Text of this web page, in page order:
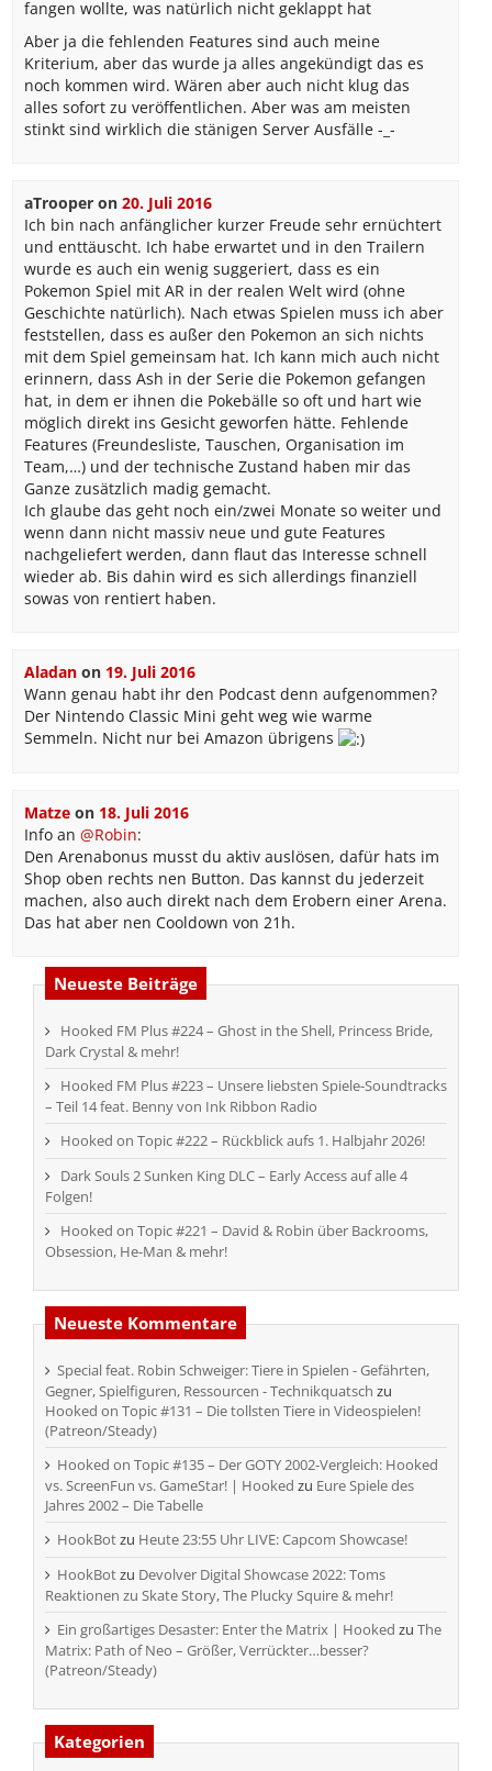
fangen wollte, was natürlich nicht geklappt hat
Aber ja die fehlenden Features sind auch meine
Kriterium, aber das wurde ja alles angekündigt das es
noch kommen wird. Wären aber auch nicht klug das
alles sofort zu veröffentlichen. Aber was am meisten
stinkt sind wirklich die stänigen Server Ausfälle -_-
aTrooperon 20. Juli 2016
Ich bin nach anfänglicher kurzer Freude sehr ernüchtert
und enttäuscht. Ich habe erwartet und in den Trailern
wurde es auch ein wenig suggeriert, dass es ein
Pokemon Spiel mit AR in der realen Welt wird (ohne
Geschichte natürlich). Nach etwas Spielen muss ich aber
feststellen, dass es außer den Pokemon an sich nichts
mit dem Spiel gemeinsam hat. Ich kann mich auch nicht
erinnern, dass Ash in der Serie die Pokemon gefangen
hat, in dem er ihnen die Pokebälle so oft und hart wie
möglich direkt ins Gesicht geworfen hätte. Fehlende
Features (Freundesliste, Tauschen, Organisation im
Team,…) und der technische Zustand haben mir das
Ganze zusätzlich madig gemacht.
Ich glaube das geht noch ein/zwei Monate so weiter und
wenn dann nicht massiv neue und gute Features
nachgeliefert werden, dann flaut das Interesse schnell
wieder ab. Bis dahin wird es sich allerdings finanziell
sowas von rentiert haben.
Aladanon 19. Juli 2016
Wann genau habt ihr den Podcast denn aufgenommen?
Der Nintendo Classic Mini geht weg wie warme
Semmeln. Nicht nur bei Amazon übrigens
Matzeon 18. Juli 2016
Info an @Robin:
Den Arenabonus musst du aktiv auslösen, dafür hats im
Shop oben rechts nen Button. Das kannst du jederzeit
machen, also auch direkt nach dem Erobern einer Arena.
Das hat aber nen Cooldown von 21h.
Neueste Beiträge
Hooked FM Plus #224 – Ghost in the Shell, Princess Bride,
Dark Crystal & mehr!
Hooked FM Plus #223 – Unsere liebsten Spiele-Soundtracks
– Teil 14 feat. Benny von Ink Ribbon Radio
Hooked on Topic #222 – Rückblick aufs 1. Halbjahr 2026!
Dark Souls 2 Sunken King DLC – Early Access auf alle 4
Folgen!
Hooked on Topic #221 – David & Robin über Backrooms,
Obsession, He-Man & mehr!
Neueste Kommentare
Special feat. Robin Schweiger: Tiere in Spielen - Gefährten,
Gegner, Spielfiguren, Ressourcen - Technikquatsch zu
Hooked on Topic #131 – Die tollsten Tiere in Videospielen!
(Patreon/Steady)
Hooked on Topic #135 – Der GOTY 2002-Vergleich: Hooked
vs. ScreenFun vs. GameStar! | Hooked zu Eure Spiele des
Jahres 2002 – Die Tabelle
HookBotzu Heute 23:55 Uhr LIVE: Capcom Showcase!
HookBotzu Devolver Digital Showcase 2022: Toms
Reaktionen zu Skate Story, The Plucky Squire & mehr!
Ein großartiges Desaster: Enter the Matrix | Hooked zu The
Matrix: Path of Neo – Größer, Verrückter…besser?
(Patreon/Steady)
Kategorien